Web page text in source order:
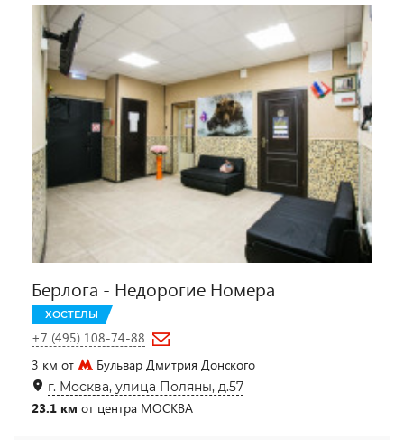
Берлога - Недорогие Номера
ХОСТЕЛЫ
+7 (495) 108-74-88
3 км от
Бульвар Дмитрия Донского
г. Москва, улица Поляны, д.57
23.1 км от центра МОСКВА